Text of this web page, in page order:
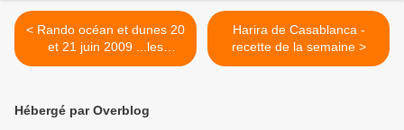
< Rando océan et dunes 20
et 21 juin 2009 ...les
landes...
Harira de Casablanca -
recette de la semaine >
Hébergé par Overblog